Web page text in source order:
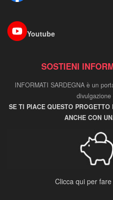
Youtube
SOSTIENI
INFORMATI SARDEGNA è un
SE TI PIACE QUESTO
ANCHE CON
Clicca qui per